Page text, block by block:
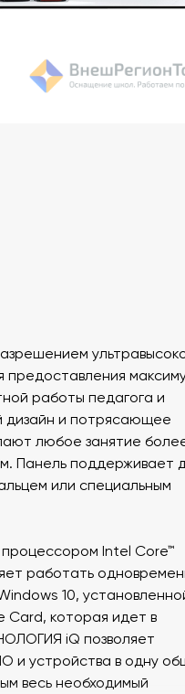
предоставления
работы педагога и
дизайн и потрясающее
любое занятие
Панель поддерживает
или специальным
Intel Core™
работать
10,
Card, которая идет в
iQ позволяет
и устройства в одну
весь необходимый